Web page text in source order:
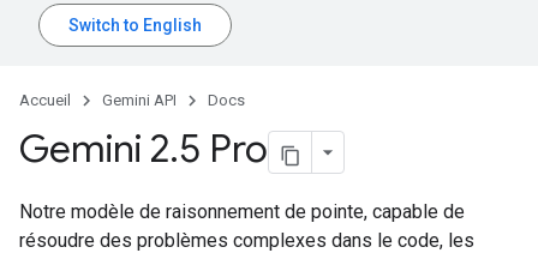
Accueil Gemini API Docs
Gemini 2.5 Pro
Notre modèle de raisonnement de pointe, capable de
résoudre des problèmes complexes dans le code, les